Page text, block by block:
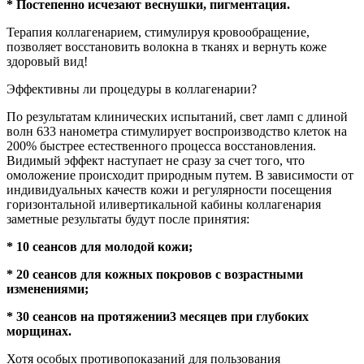
* Постепенно исчезают веснушки, пигментация.
Терапия коллагенарием, стимулируя кровообращение,
позволяет восстановить волокна в тканях и вернуть коже
здоровый вид!
Эффективны ли процедуры в коллагенарии?
По результатам клинических испытаний, свет ламп с длиной
волн 633 нанометра стимулирует воспроизводство клеток на
200% быстрее естественного процесса восстановления.
Видимый эффект наступает не сразу за счет того, что
омоложение происходит природным путем. В зависимости от
индивидуальных качеств кожи и регулярности посещения
горизонтальной иливертикальной кабины коллагенария
заметные результаты будут после принятия:
* 10 сеансов для молодой кожи;
* 20 сеансов для кожных покровов с возрастными
изменениями;
* 30 сеансов на протяжении3 месяцев при глубоких
морщинах.
Хотя особых противопоказаний для пользования